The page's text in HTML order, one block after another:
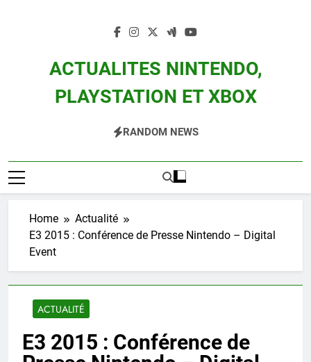
ACTUALITES NINTENDO,
PLAYSTATION ET XBOX
Zelda, Splatoon, Pokemon Entre Autres
RANDOM NEWS
Home
Actualité
E3 2015 : Conférence de Presse Nintendo – Digital
Event
ACTUALITÉ
E3 2015 : Conférence de